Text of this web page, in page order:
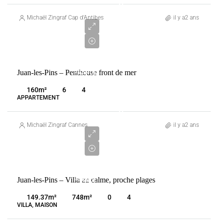
Michaël Zingraf Cap d’Antibes il y a2 ans
FRANCE
2
Juan-les-Pins – Penthouse front de mer
160m² 6 4
APPARTEMENT
Michaël Zingraf Cannes il y a2 ans
FRANCE
2
Juan-les-Pins – Villa au calme, proche plages
149.37m² 748m² 0 4
VILLA, MAISON